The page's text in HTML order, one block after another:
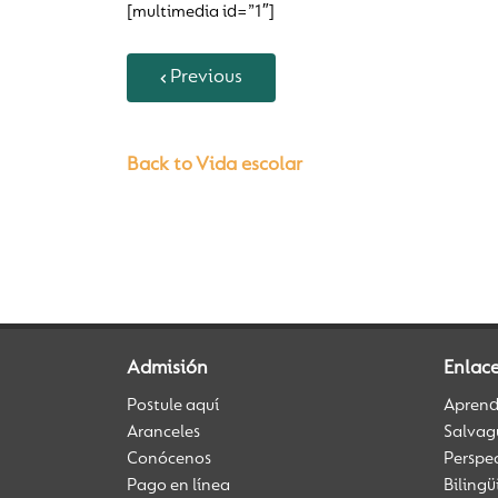
[multimedia id=”1″]
Previous
Back to Vida escolar
Admisión
Postule aquí
Aranceles
Conócenos
Pago en línea